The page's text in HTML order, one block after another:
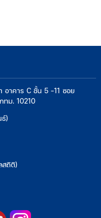
อาคาร C ชั้น 5 -11 ซอย
ม. 10210
ธ์)
สถิติ)